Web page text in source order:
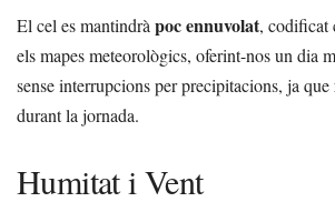
El cel es mantindràpoc ennuvolat, codificat
els mapes meteorològics, oferint-nos un dia
sense interrupcions per precipitacions, ja que
durant la jornada.
Humitat i Vent